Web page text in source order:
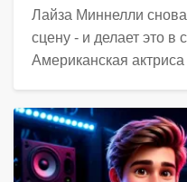
Лайза Миннелли
сцену - и делает это в
Американская